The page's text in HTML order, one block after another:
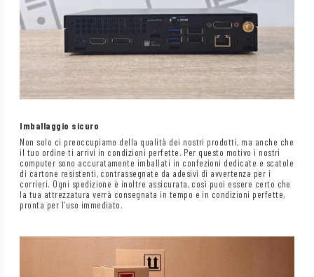
Imballaggio sicuro
Non solo ci preoccupiamo della qualità dei nostri prodotti, ma anche che
il tuo ordine ti arrivi in condizioni perfette. Per questo motivo i nostri
computer sono accuratamente imballati in confezioni dedicate e scatole
di cartone resistenti, contrassegnate da adesivi di avvertenza per i
corrieri. Ogni spedizione è inoltre assicurata, così puoi essere certo che
la tua attrezzatura verrà consegnata in tempo e in condizioni perfette,
pronta per l’uso immediato.